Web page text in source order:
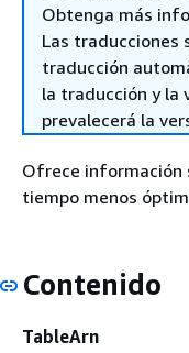
Obtenga más
Las traducciones
traducción
la traducción y la
prevalecerá la
Ofrece información
tiempo menos
Contenido
TableArn